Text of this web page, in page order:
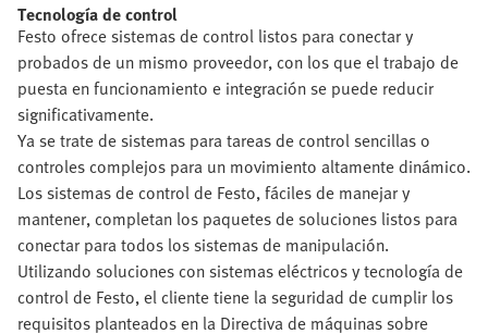
Tecnología de control
Festo ofrece sistemas de control listos para conectar y
probados de un mismo proveedor, con los que el trabajo de
puesta en funcionamiento e integración se puede reducir
significativamente.
Ya se trate de sistemas para tareas de control sencillas o
controles complejos para un movimiento altamente dinámico.
Los sistemas de control de Festo, fáciles de manejar y
mantener, completan los paquetes de soluciones listos para
conectar para todos los sistemas de manipulación.
Utilizando soluciones con sistemas eléctricos y tecnología de
control de Festo, el cliente tiene la seguridad de cumplir los
requisitos planteados en la Directiva de máquinas sobre